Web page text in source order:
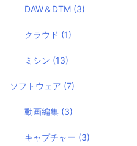
DAW＆DTM (3)
クラウド (1)
ミシン (13)
ソフトウェア (7)
動画編集 (3)
キャプチャー (3)